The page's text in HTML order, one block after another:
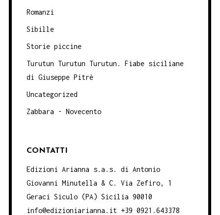
Romanzi
Sibille
Storie piccine
Turutun Turutun Turutun. Fiabe siciliane
di Giuseppe Pitrè
Uncategorized
Zabbara - Novecento
CONTATTI
Edizioni Arianna s.a.s. di Antonio
Giovanni Minutella & C. Via Zefiro, 1
Geraci Siculo (PA) Sicilia 90010
info@edizioniarianna.it +39 0921.643378